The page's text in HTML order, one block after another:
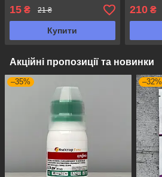
15 ₴ 21 ₴
Купити
210₴
Акційні пропозиції та новинки
–35% –32%